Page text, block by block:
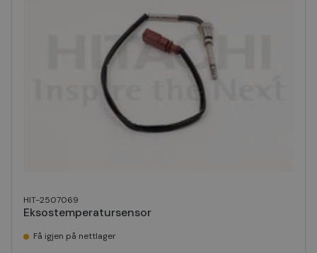
HIT-2507069
Eksostemperatursensor
Få igjen på nettlager